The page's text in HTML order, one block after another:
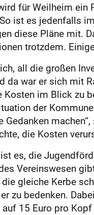
für Weilheim ein
ist es jedenfalls
diese Pläne mit.
trotzdem.
all die großen
da war er sich mit
Kosten im Blick zu
der
Gedanken
die Kosten
es, die
Vereinswesen
die gleiche Kerbe
zu bedenken.
15 Euro pro Kopf